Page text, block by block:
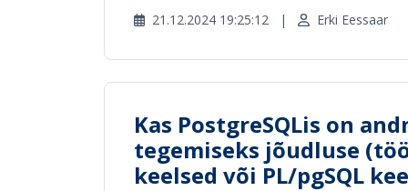
21.12.2024 19:25:12 | Erki Eessaar
Kas PostgreSQLis on
tegemiseks jõudluse
keelsed või PL/pgSQL